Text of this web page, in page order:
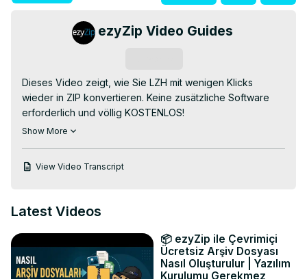
ezyZip Video Guides
Dieses Video zeigt, wie Sie LZH mit wenigen Klicks
wieder in ZIP konvertieren. Keine zusätzliche Software
erforderlich und völlig KOSTENLOS!
Gehen Sie zu:
Möglichkeiten:
Ziehen Sie die lzh-Datei per Drag & Drop direkt auf
ezyZip
2. (Optional) Stellen Sie die gewünschte
Komprimierungsstufe ein, indem Sie auf den Abwärtspfeil
Show More
View Video Transcript
Latest Videos
📦 ezyZip ile Çevrimiçi
Ücretsiz Arşiv Dosyası
Nasıl Oluşturulur | Yazılım
Kurulumu Gerekmez